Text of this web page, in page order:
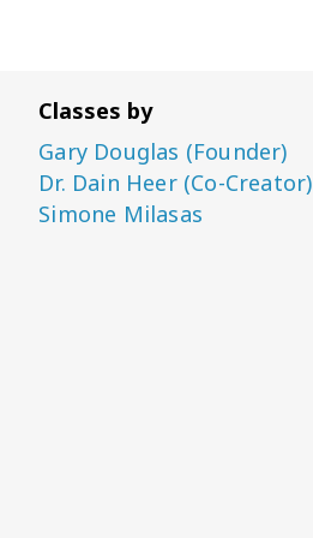
Classes by
Gary Douglas (Founder)
Dr. Dain Heer (Co-Creator)
Simone Milasas